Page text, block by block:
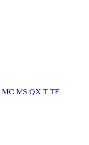
MC MS QX T TF